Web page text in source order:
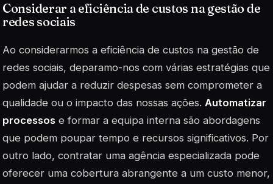
Considerar a eficiência de custos na gestão de
redes sociais
Ao considerarmos a eficiência de custos na gestão de
redes sociais, deparamo-nos com várias estratégias que
podem ajudar a reduzir despesas sem comprometer a
qualidade ou o impacto das nossas ações. Automatizar
processos e formar a equipa interna são abordagens
que podem poupar tempo e recursos significativos. Por
outro lado, contratar uma agência especializada pode
oferecer uma cobertura abrangente a um custo menor,